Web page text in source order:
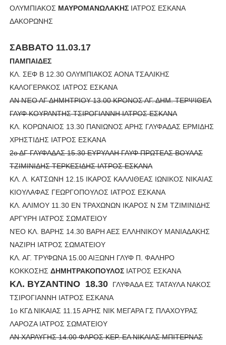
ΟΛΥΜΠΙΑΚΟΣ ΜΑΥΡΟΜΑΝΩΛΑΚΗΣΙΑΤΡΟΣ ΕΣΚΑΝΑ
ΔΑΚΟΡΩΝΗΣ
ΣΑΒΒΑΤΟ 11.03.17
ΠΑΜΠΑΙΔΕΣ
ΚΛ. ΣΕΦ Β 12.30 ΟΛΥΜΠΙΑΚΟΣ ΑΟΝΑ ΤΣΑΛΙΚΗΣ
ΚΑΛΟΓΕΡΑΚΟΣ ΙΑΤΡΟΣ ΕΣΚΑΝΑ
ΑΝ ΝΈΟ ΑΓ ΔΗΜΗΤΡΙΟΥ 13.00 ΚΡΟΝΟΣ ΑΓ. ΔΗΜ. ΤΕΡΨΙΘΕΑ
ΓΛΥΦ ΚΟΥΡΑΝΤΗΣ ΤΣΙΡΟΓΙΑΝΝΗ ΙΑΤΡΟΣ ΕΣΚΑΝΑ
ΚΛ. ΚΟΡΩΝΑΙΟΣ 13.30 ΠΑΝΙΩΝΟΣ ΑΡΗΣ ΓΛΥΦΑΔΑΣ ΕΡΜΙΔΗΣ
ΧΡΗΣΤΙΔΗΣ ΙΑΤΡΟΣ ΕΣΚΑΝΑ
2ο ΔΓ ΓΛΥΦΑΔΑΣ 15.30 ΕΥΡΥΑΛΗ ΓΛΥΦ ΠΡΩΤΕΑΣ ΒΟΥΛΑΣ
ΤΖΙΜΙΝΙΔΗΣ ΤΕΡΚΕΣΙΔΗΣ ΙΑΤΡΟΣ ΕΣΚΑΝΑ
ΚΛ. Λ. ΚΑΤΣΩΝΗ 12.15 ΙΚΑΡΟΣ ΚΑΛΛΙΘΕΑΣ ΙΩΝΙΚΟΣ ΝΙΚΑΙΑΣ
ΚΙΟΥΛΑΦΑΣ ΓΕΩΡΓΟΠΟΥΛΟΣ ΙΑΤΡΟΣ ΕΣΚΑΝΑ
ΚΛ. ΑΛΙΜΟΥ 11.30 ΕΝ ΤΡΑΧΩΝΩΝ ΙΚΑΡΟΣ Ν ΣΜ ΤΖΙΜΙΝΙΔΗΣ
ΑΡΓΥΡΗ ΙΑΤΡΟΣ ΣΩΜΑΤΕΙΟΥ
ΝΈΟ ΚΛ. ΒΑΡΗΣ 14.30 ΒΑΡΗ ΑΕΣ ΕΛΛΗΝΙΚΟΥ ΜΑΝΙΑΔΑΚΗΣ
ΝΑΖΙΡΗ ΙΑΤΡΟΣ ΣΩΜΑΤΕΙΟΥ
ΚΛ. ΑΓ. ΤΡΥΦΩΝΑ 15.00 ΑΙΞΩΝΗ ΓΛΥΦ Π. ΦΑΛΗΡΟ
ΚΟΚΚΟΣΗΣ ΔΗΜΗΤΡΑΚΟΠΟΥΛΟΣΙΑΤΡΟΣ ΕΣΚΑΝΑ
ΚΛ. ΒΥΖΑΝΤΙΝΟ 18.30
ΓΛΥΦΑΔΑ ΕΣ ΤΑΤΑΥΛΑ ΝΑΚΟΣ
ΤΣΙΡΟΓΙΑΝΝΗ ΙΑΤΡΟΣ ΕΣΚΑΝΑ
1ο ΚΓΔ ΝΙΚΑΙΑΣ 11.15 ΑΡΗΣ ΝΙΚ ΜΕΓΑΡΑ ΓΣ ΠΛΑΧΟΥΡΑΣ
ΛΑΡΟΖΑ ΙΑΤΡΟΣ ΣΩΜΑΤΕΙΟΥ
ΑΝ ΧΑΡΑΥΓΗΣ 14.00 ΦΑΡΟΣ ΚΕΡ. ΕΑ ΝΙΚΑΙΑΣ ΜΠΙΤΕΡΝΑΣ